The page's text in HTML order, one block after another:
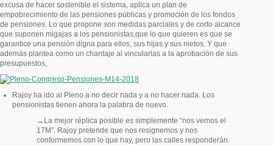
excusa de hacer sostenible el sistema, aplica un plan de
empobrecimiento de las pensiones públicas y promoción de los fondos
de pensiones. Lo que propone son medidas parciales y de corto alcance
que suponen migajas a los pensionistas,que lo que quieren es que se
garantice una pensión digna para ellos, sus hijas y sus nietos. Y que
además plantea como un chantaje al vincularlas a la aprobación de sus
presupuestos,
Rajoy ha ido al Pleno a no decir nada y a no hacer nada. Los
pensionistas tienen ahora la palabra de nuevo.
→La mejor réplica posible es simplemente “nos vemos el
17M”. Rajoy pretende que nos resignemos y nos
conformemos con lo que hay, pero las calles responderán.